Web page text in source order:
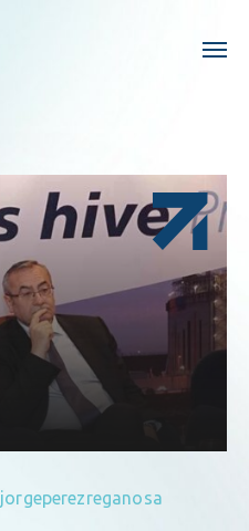
jorgeperezreganosa